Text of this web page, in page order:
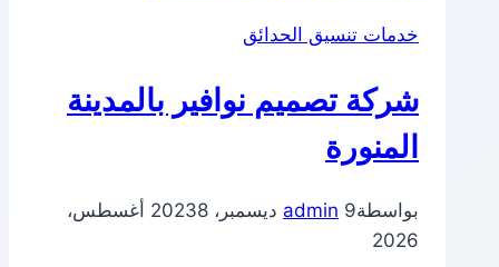
خدمات تنسيق الحدائق
شركة تصميم نوافير بالمدينة
المنورة
بواسطة admin 9 ديسمبر، 2023
8 أغسطس،
2026